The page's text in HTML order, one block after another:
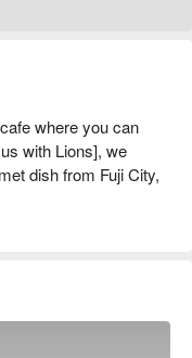
where you can
with Lions], we
dish from Fuji City,
and there is
who used to be